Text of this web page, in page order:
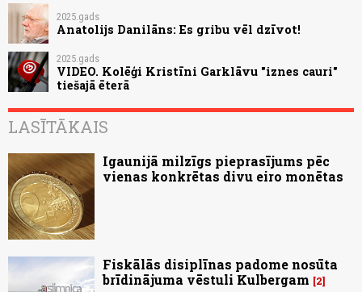
2025.gads
Anatolijs Danilāns: Es gribu vēl dzīvot!
2025.gads
VIDEO. Kolēģi Kristīni Garklāvu "iznes cauri"
tiešajā ēterā
LASĪTĀKAIS
Igaunijā milzīgs pieprasījums pēc
vienas konkrētas divu eiro monētas
Fiskālās disiplīnas padome nosūta
brīdinājuma vēstuli Kulbergam
2